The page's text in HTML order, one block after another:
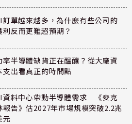
訂單越來越多，為什麼有些公司的
利反而更難超預期？
率半導體缺貨正在醞釀？從大廠資
支出看真正的時間點
資料中心帶動半導體需求 《麥克
報告》估2027年市場規模突破2.2兆
元